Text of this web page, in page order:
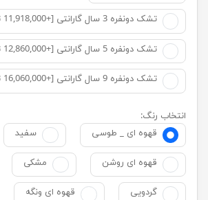
تشک دونفره 3 سال گارانتی [+11,918,000 تومان]
تشک دونفره 5 سال گارانتی [+12,860,000 تومان]
تشک دونفره 9 سال گارانتی [+16,060,000 تومان]
انتخاب رنگ:
قهوه ای _ طوسی
سفید
قهوه ای روشن مشکی
گردویی قهوه ای ونگه